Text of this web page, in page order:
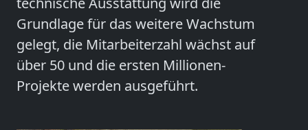
Grundlage für das weitere Wachstum
gelegt, die Mitarbeiterzahl wächst auf
über 50 und die ersten Millionen-
Projekte werden ausgeführt.